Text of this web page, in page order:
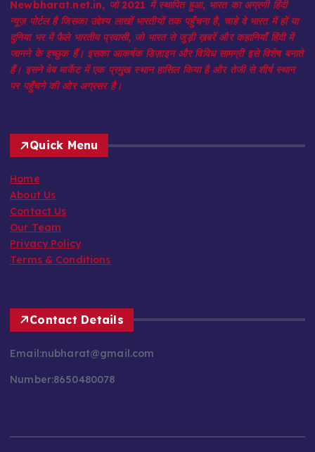
न्यूज़ पोर्टल है जिसका उद्देश्य लाखों भारतीयों तक पहुँचना है, चाहे वे भारत में हों या
दुनिया भर में फैले भारतीय प्रवासी, जो भारत से जुड़ी ख़बरें और कहानियाँ हिंदी में
जानने के इच्छुक हैं। इसका आकर्षक डिज़ाइन और विविध सामग्री इसे विशेष बनाते
हैं। इसने वेब मार्केट में एक प्रमुख स्थान हासिल किया है और तेजी से शीर्ष स्थान
पर पहुँचने की ओर अग्रसर है।
About Us
Contact Us
Our Team
Privacy Policy
Terms & Conditions
Number:8650480078